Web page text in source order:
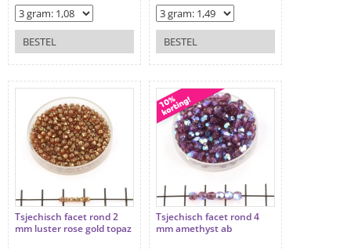
BESTEL BESTEL
Tsjechisch facet rond 2
mm luster rose gold topaz
Tsjechisch facet rond 4
mm amethyst ab